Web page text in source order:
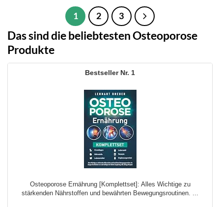
1 2 3
Das sind die beliebtesten Osteoporose
Produkte
1
Osteoporose Ernährung [Komplettset]: Alles Wichtige zu
stärkenden Nährstoffen und bewährten Bewegungsroutinen. ...